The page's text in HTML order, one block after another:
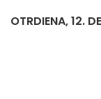
OTRDIENA, 12.